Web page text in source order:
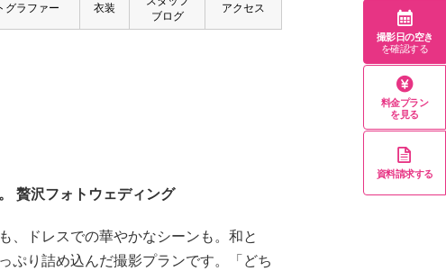
グラファー 衣装
ブログ
アクセス
贅沢フォトウェディング
、ドレスでの華やかなシーンも。和と
ぷり詰め込んだ撮影プランです。「どち
撮影日の空き
を確認する
料金プラン
を見る
資料請求する